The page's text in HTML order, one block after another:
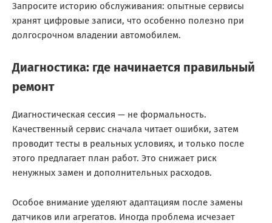
Запросите историю обслуживания: опытные сервисы
хранят цифровые записи, что особенно полезно при
долгосрочном владении автомобилем.
Диагностика: где начинается правильный
ремонт
Диагностическая сессия — не формальность.
Качественный сервис сначала читает ошибки, затем
проводит тесты в реальных условиях, и только после
этого предлагает план работ. Это снижает риск
ненужных замен и дополнительных расходов.
Особое внимание уделяют адаптациям после замены
датчиков или агрегатов. Иногда проблема исчезает